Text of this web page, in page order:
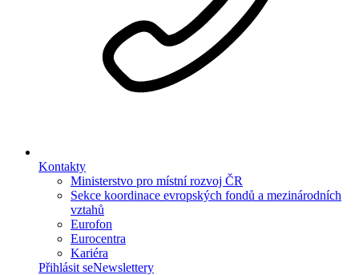
Kontakty
Ministerstvo pro místní rozvoj ČR
Sekce koordinace evropských fondů a mezinárodních
vztahů
Eurofon
Eurocentra
Kariéra
Přihlásit seNewslettery